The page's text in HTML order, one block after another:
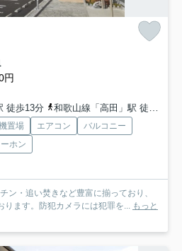
円
徒歩13分
和歌山線「高田」駅 徒歩14分
置場 エアコン
バルコニー
ホン
ン・追い焚きなど豊富に揃っており、
ります。防犯カメラには犯罪を... もっと